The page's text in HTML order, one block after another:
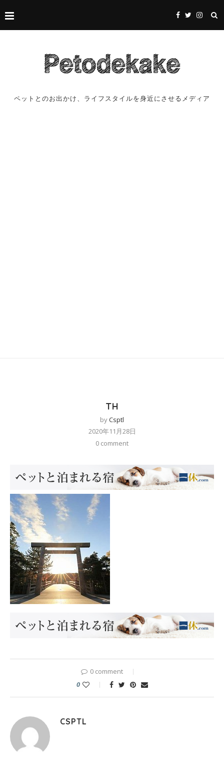
ペットとのお出かけ、ライフスタイルを身近にさせるメディア
TH
byCsptl
2020年11月28日
0 comment
0 comment
0
CSPTL